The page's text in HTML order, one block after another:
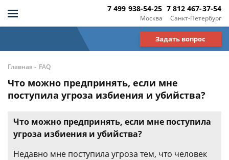
Москва
7 499 938-54-25
Санкт-Петербург
7 812 467-37-54
Задать вопрос
Главная - FAQ
Что можно предпринять, если мне
поступила угроза избиения и убийства?
Что можно предпринять, если мне поступила
угроза избиения и убийства?
Недавно мне поступила угроза тем, что человек